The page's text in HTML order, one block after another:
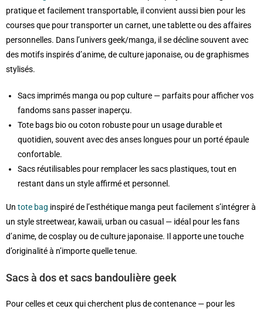
pratique et facilement transportable, il convient aussi bien pour les
courses que pour transporter un carnet, une tablette ou des affaires
personnelles. Dans l’univers geek/manga, il se décline souvent avec
des motifs inspirés d’anime, de culture japonaise, ou de graphismes
stylisés.
Sacs imprimés manga ou pop culture — parfaits pour afficher vos
fandoms sans passer inaperçu.
Tote bags bio ou coton robuste pour un usage durable et
quotidien, souvent avec des anses longues pour un porté épaule
confortable.
Sacs réutilisables pour remplacer les sacs plastiques, tout en
restant dans un style affirmé et personnel.
Un tote bag inspiré de l’esthétique manga peut facilement s’intégrer à
un style streetwear, kawaii, urban ou casual — idéal pour les fans
d’anime, de cosplay ou de culture japonaise. Il apporte une touche
d’originalité à n’importe quelle tenue.
Sacs à dos et sacs bandoulière geek
Pour celles et ceux qui cherchent plus de contenance — pour les